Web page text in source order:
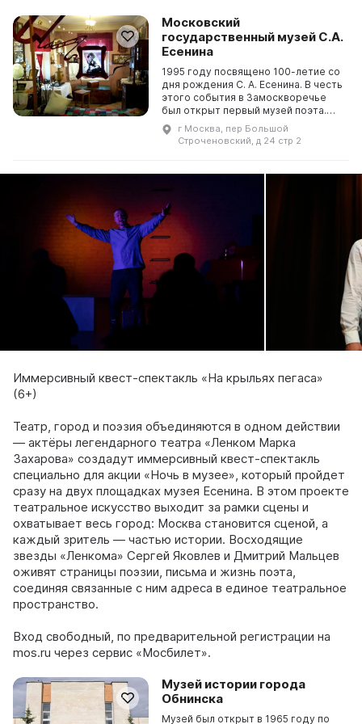
Московский
государственный музей С.А.
Есенина
1995 году посвящено 100-летие со
дня рождения С. А. Есенина. В честь
этого события в Замоскворечье
был открыт первый музей поэта.
Это место стало государственным
музеем в 1996 году, привлекая
г Москва, пер Большой
Строченовский, д 24 стр 2
Иммерсивный квест-спектакль «На крыльях пегаса»
(6+)
Театр, город и поэзия объединяются в одном действии
— актёры легендарного театра «Ленком Марка
Захарова» создадут иммерсивный квест-спектакль
специально для акции «Ночь в музее», который пройдет
сразу на двух площадках музея Есенина. В этом проекте
театральное искусство выходит за рамки сцены и
охватывает весь город: Москва становится сценой, а
каждый зритель — частью истории. Восходящие
звезды «Ленкома» Сергей Яковлев и Дмитрий Мальцев
оживят страницы поэзии, письма и жизнь поэта,
соединяя связанные с ним адреса в единое театральное
пространство.
Вход свободный, по предварительной регистрации на
mos.ru через сервис «Мосбилет».
Музей истории города
Обнинска
Музей был открыт в 1965 году по